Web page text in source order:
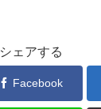
シェアする
Facebook